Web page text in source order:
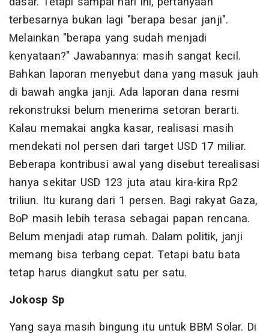
terbesarnya bukan lagi "berapa besar janji".
Melainkan "berapa yang sudah menjadi
kenyataan?" Jawabannya: masih sangat kecil.
Bahkan laporan menyebut dana yang masuk jauh
di bawah angka janji. Ada laporan dana resmi
rekonstruksi belum menerima setoran berarti.
Kalau memakai angka kasar, realisasi masih
mendekati nol persen dari target USD 17 miliar.
Beberapa kontribusi awal yang disebut terealisasi
hanya sekitar USD 123 juta atau kira-kira Rp2
triliun. Itu kurang dari 1 persen. Bagi rakyat Gaza,
BoP masih lebih terasa sebagai papan rencana.
Belum menjadi atap rumah. Dalam politik, janji
memang bisa terbang cepat. Tetapi batu bata
tetap harus diangkut satu per satu.
Jokosp Sp
Yang saya masih bingung itu untuk BBM Solar. Di